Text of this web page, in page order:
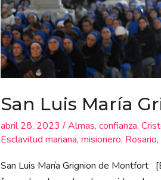
San Luis María
abril 28, 2023/Almas, confianza,
Esclavitud mariana, misionero, Rosario,
San Luis María Grignion de Montfort